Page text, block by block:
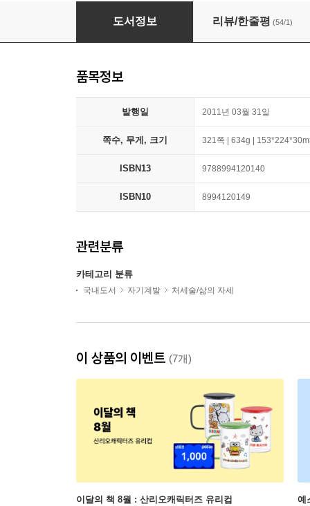
안나여 저게 코츠뷰의 불빛이다
도서정보 리뷰/한줄평 (54/1)
품목정보
발행일 2011년 03월 31일
쪽수, 무게, 크기 321쪽 | 634g |
ISBN13 9788994120140
ISBN10 8994120149
관련분류
카테고리 분류
국내도서 자기계발 처세술/삶의 자세
이 상품의 이벤트 (7개)
이달의 책 8월 : 산리오캐릭터즈 유리컵 예